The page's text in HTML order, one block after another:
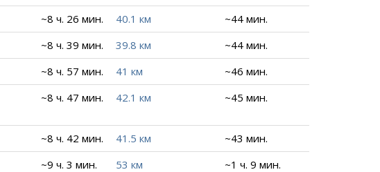
~8 ч. 26 мин. 40.1 км
~44 мин.
~8 ч. 39 мин. 39.8 км
~44 мин.
~8 ч. 57 мин. 41 км
~46 мин.
~8 ч. 47 мин. 42.1 км ~45 мин.
~8 ч. 42 мин. 41.5 км
~43 мин.
~9 ч. 3 мин. 53 км
~1 ч. 9 мин.